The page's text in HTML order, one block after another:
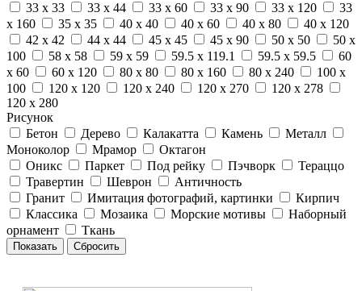
33 x 33
33 x 44 33 x 60 33 x 90 33 x 120
33
x 160
35 x 35 40 x 40 40 x 60 40 x 80
40 x 120
42 x 42
44 x 44 45 x 45 45 x 90 50 x 50
50 x
100
58 x 58 59 x 59 59.5 x 119.1 59.5 x 59.5
60
x 60
60 x 120 80 x 80 80 x 160 80 x 240
100 x
100
120 x 120 120 x 240 120 x 270
120 x 278
120 x 280
Рисунок
Бетон
Дерево Калакатта Камень
Металл
Моноколор
Мрамор
Октагон
Оникс
Паркет Под рейку Пэчворк
Тераццо
Травертин
Шеврон
Античность
Гранит
Имитация фотографий, картинки
Кирпич
Классика
Мозаика Морские мотивы
Наборный
орнамент
Ткань